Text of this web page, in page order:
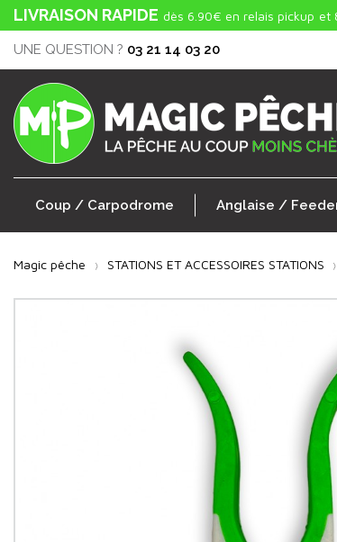
LIVRAISON RAPIDE dès 6.90€ en relais pickup et
UNE QUESTION ? 03 21 14 03 20
Coup / Carpodrome Anglaise /
Magic pêche STATIONS ET ACCESSOIRES STATIONS